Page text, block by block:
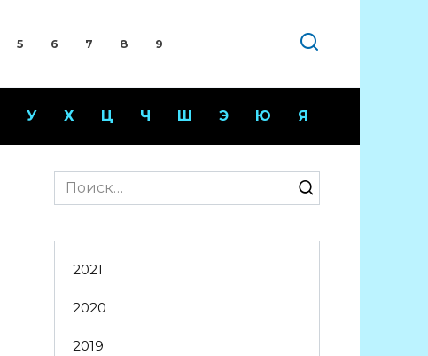
5 6 7 8 9
У Х Ц Ч Ш Э Ю Я
Search
for:
2021
2020
2019